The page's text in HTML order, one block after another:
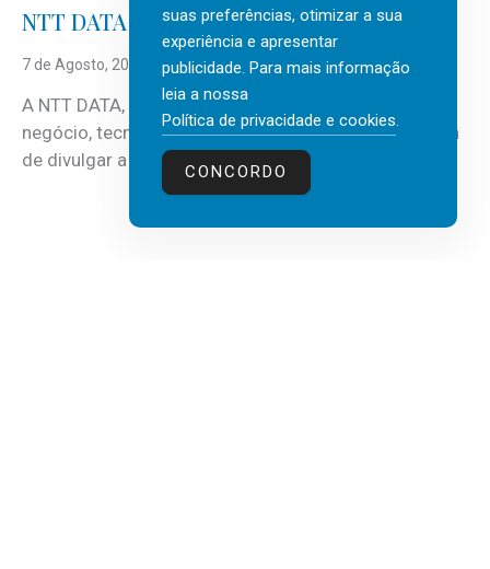
NTT DATA Insurtech Global Outlook 2026
7 de Agosto, 2026
A NTT DATA, consultora global em serviços de
negócio, tecnologia e inteligência artificial (IA), acaba
de divulgar a mais recente...
suas preferências, otimizar a sua
experiência e apresentar
publicidade. Para mais informação
leia a nossa
Política de privacidade e cookies.
CONCORDO